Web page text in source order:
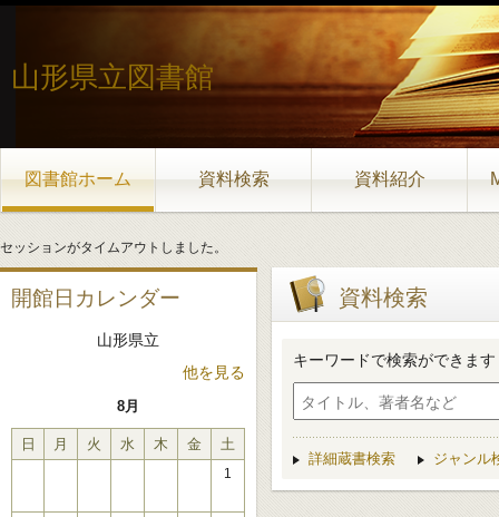
山形県立図書館
図書館ホーム 資料検索 資料紹介
セッションがタイムアウトしました。
開館日カレンダー
山形県立
他を見る
8月
日 月 火 水 木 金 土
1
資料検索
キーワードで検索ができます
詳細蔵書検索 ジャンル